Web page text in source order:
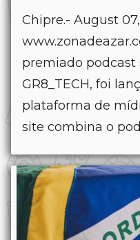
Chipre.- August
premiado podcast
GR8_TECH, foi
plataforma de
site combina o